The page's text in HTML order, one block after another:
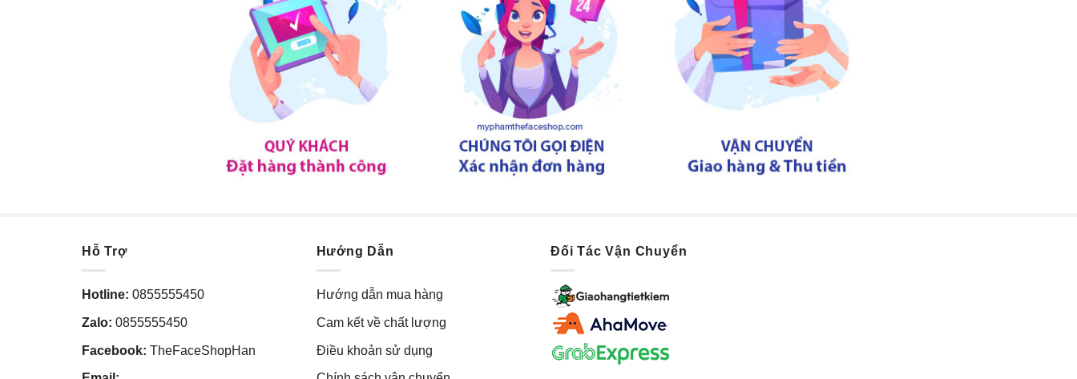
Hỗ Trợ
Hotline: 0855555450
Zalo: 0855555450
Facebook: TheFaceShopHan
Hướng Dẫn
Hướng dẫn mua hàng
Cam kết về chất lượng
Điều khoản sử dụng
Đối Tác Vận Chuyển